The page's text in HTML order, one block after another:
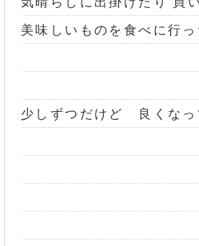
美味しいものを食べに行っ
少しずつだけど 良くなっ